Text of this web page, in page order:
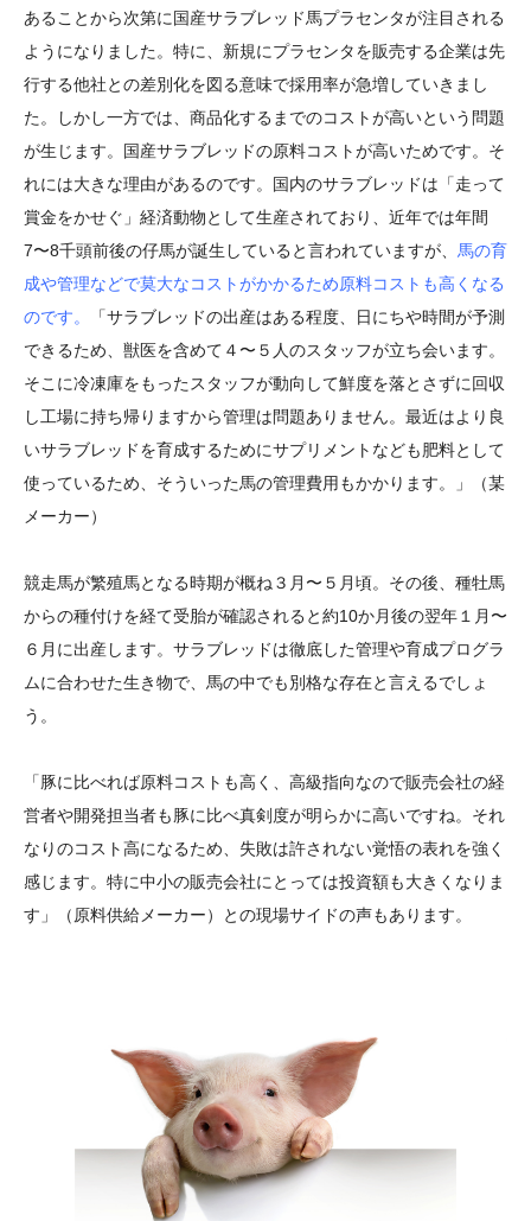
あることから次第に国産サラブレッド馬プラセンタが注目される
ようになりました。特に、新規にプラセンタを販売する企業は先
行する他社との差別化を図る意味で採用率が急増していきまし
た。しかし一方では、商品化するまでのコストが高いという問題
が生じます。国産サラブレッドの原料コストが高いためです。そ
れには大きな理由があるのです。国内のサラブレッドは「走って
賞金をかせぐ」経済動物として生産されており、近年では年間
7〜8千頭前後の仔馬が誕生していると言われていますが、 馬の育
成や管理などで莫大なコストがかかるため原料コストも高くなる
のです。
「サラブレッドの出産はある程度、日にちや時間が予測
できるため、獣医を含めて４〜５人のスタッフが立ち会います。
そこに冷凍庫をもったスタッフが動向して鮮度を落とさずに回収
し工場に持ち帰りますから管理は問題ありません。最近はより良
いサラブレッドを育成するためにサプリメントなども肥料として
使っているため、そういった馬の管理費用もかかります。」（某
メーカー）
競走馬が繁殖馬となる時期が概ね３月〜５月頃。その後、種牡馬
からの種付けを経て受胎が確認されると約10か月後の翌年１月〜
６月に出産します。サラブレッドは徹底した管理や育成プログラ
ムに合わせた生き物で、馬の中でも別格な存在と言えるでしょ
う。
「豚に比べれば原料コストも高く、高級指向なので販売会社の経
営者や開発担当者も豚に比べ真剣度が明らかに高いですね。それ
なりのコスト高になるため、失敗は許されない覚悟の表れを強く
感じます。特に中小の販売会社にとっては投資額も大きくなりま
す」（原料供給メーカー）との現場サイドの声もあります。